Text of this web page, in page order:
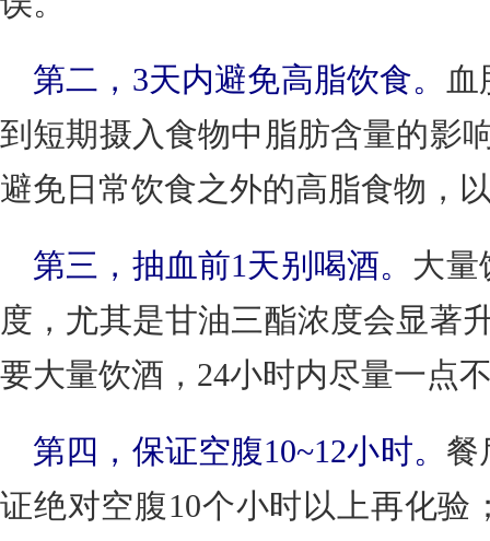
第二，3天内避免高脂饮食。
到短期摄入食物中脂肪含量的影
避免日常饮食之外的高脂食物，
第三，抽血前1天别喝酒。 大量
度，尤其是甘油三酯浓度会显著
要大量饮酒，24小时内尽量一点
第四，保证空腹10~12小时。 餐
证绝对空腹10个小时以上再化验